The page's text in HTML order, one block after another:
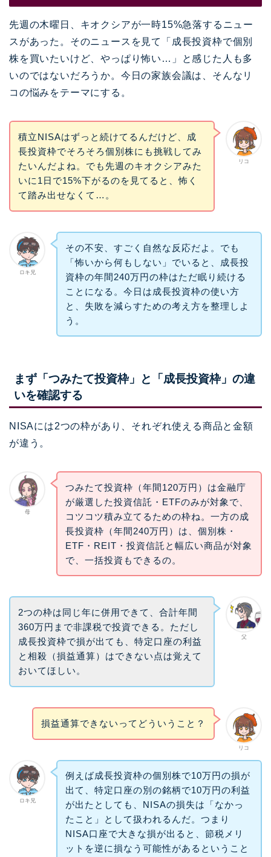
先週の木曜日、キオクシアが一時15%急落するニュー
スがあった。そのニュースを見て「成長投資枠で個別
株を買いたいけど、やっぱり怖い…」と感じた人も多
いのではないだろうか。今日の家族会議は、そんなリ
コの悩みをテーマにする。
リコ
積立NISAはずっと続けてるんだけど、成
長投資枠でそろそろ個別株にも挑戦してみ
たいんだよね。でも先週のキオクシアみた
いに1日で15%下がるのを見てると、怖く
て踏み出せなくて…。
ロキ兄
その不安、すごく自然な反応だよ。でも
「怖いから何もしない」でいると、成長投
資枠の年間240万円の枠はただ眠り続ける
ことになる。今日は成長投資枠の使い方
と、失敗を減らすための考え方を整理しよ
う。
まず「つみたて投資枠」と「成長投資枠」の違
いを確認する
NISAには2つの枠があり、それぞれ使える商品と金額
が違う。
母
つみたて投資枠（年間120万円）は金融庁
が厳選した投資信託・ETFのみが対象で、
コツコツ積み立てるための枠ね。一方の成
長投資枠（年間240万円）は、個別株・
ETF・REIT・投資信託と幅広い商品が対象
で、一括投資もできるの。
父
2つの枠は同じ年に併用できて、合計年間
360万円まで非課税で投資できる。ただし
成長投資枠で損が出ても、特定口座の利益
と相殺（損益通算）はできない点は覚えて
おいてほしい。
リコ
損益通算できないってどういうこと？
ロキ兄
例えば成長投資枠の個別株で10万円の損が
出て、特定口座の別の銘柄で10万円の利益
が出たとしても、NISAの損失は「なかっ
たこと」として扱われるんだ。つまり
NISA口座で大きな損が出ると、節税メリ
ットを逆に損なう可能性があるということ